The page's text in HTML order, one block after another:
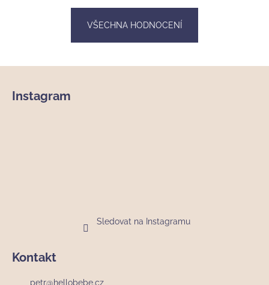
VŠECHNA HODNOCENÍ
Instagram
Sledovat na Instagramu
Kontakt
petr@hellobebe.cz